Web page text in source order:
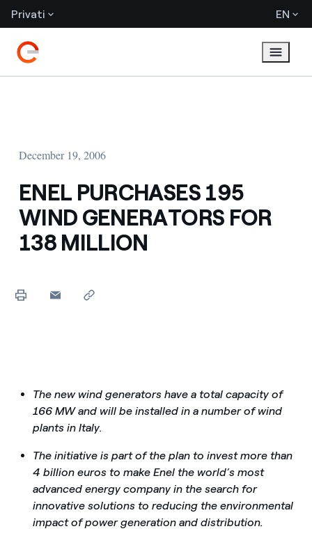
Privati EN
December 19, 2006
ENEL PURCHASES 195
WIND GENERATORS FOR
138 MILLION
The new wind generators have a total capacity of
166 MW and will be installed in a number of wind
plants in Italy.
The initiative is part of the plan to invest more than
4 billion euros to make Enel the world’s most
advanced energy company in the search for
innovative solutions to reducing the environmental
impact of power generation and distribution.